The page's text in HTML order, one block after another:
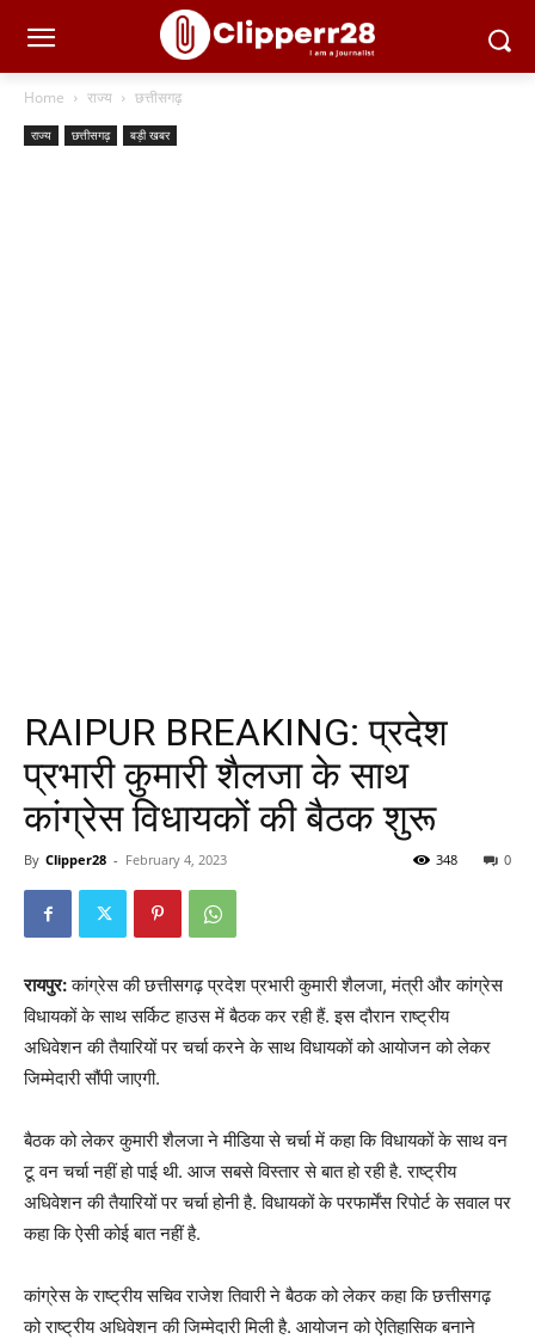
Home राज्य छत्तीसगढ़
राज्य छत्तीसगढ़ बड़ी खबर
RAIPUR BREAKING: प्रदेश
प्रभारी कुमारी शैलजा के साथ
कांग्रेस विधायकों की बैठक शुरू
By Clipper28 - February 4, 2023 0
348
रायपुर:कांग्रेस की छत्तीसगढ़ प्रदेश प्रभारी कुमारी शैलजा, मंत्री और कांग्रेस
विधायकों के साथ सर्किट हाउस में बैठक कर रही हैं. इस दौरान राष्ट्रीय
अधिवेशन की तैयारियों पर चर्चा करने के साथ विधायकों को आयोजन को लेकर
जिम्मेदारी सौंपी जाएगी.
बैठक को लेकर कुमारी शैलजा ने मीडिया से चर्चा में कहा कि विधायकों के साथ वन
टू वन चर्चा नहीं हो पाई थी. आज सबसे विस्तार से बात हो रही है. राष्ट्रीय
अधिवेशन की तैयारियों पर चर्चा होनी है. विधायकों के परफार्मेंस रिपोर्ट के सवाल पर
कहा कि ऐसी कोई बात नहीं है.
कांग्रेस के राष्ट्रीय सचिव राजेश तिवारी ने बैठक को लेकर कहा कि छत्तीसगढ़
को राष्ट्रीय अधिवेशन की जिम्मेदारी मिली है. आयोजन को ऐतिहासिक बनाने